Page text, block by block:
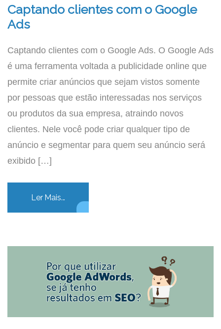
Captando clientes com o Google
Ads
Captando clientes com o Google Ads. O Google Ads
é uma ferramenta voltada a publicidade online que
permite criar anúncios que sejam vistos somente
por pessoas que estão interessadas nos serviços
ou produtos da sua empresa, atraindo novos
clientes. Nele você pode criar qualquer tipo de
anúncio e segmentar para quem seu anúncio será
exibido […]
Ler Mais...